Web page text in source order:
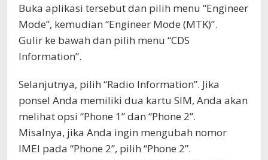
Buka aplikasi tersebut dan pilih menu “Engineer
Mode”, kemudian “Engineer Mode (MTK)”.
Gulir ke bawah dan pilih menu “CDS
Information”.
Selanjutnya, pilih “Radio Information”. Jika
ponsel Anda memiliki dua kartu SIM, Anda akan
melihat opsi “Phone 1” dan “Phone 2”.
Misalnya, jika Anda ingin mengubah nomor
IMEI pada “Phone 2”, pilih “Phone 2”.